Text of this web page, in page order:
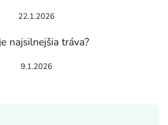
22.1.2026
najsilnejšia tráva?
9.1.2026